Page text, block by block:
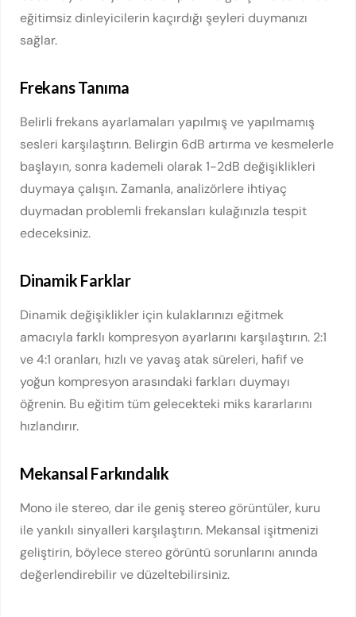
eğitimsiz dinleyicilerin kaçırdığı şeyleri duymanızı
sağlar.
Frekans Tanıma
Belirli frekans ayarlamaları yapılmış ve yapılmamış
sesleri karşılaştırın. Belirgin 6dB artırma ve kesmelerle
başlayın, sonra kademeli olarak 1-2dB değişiklikleri
duymaya çalışın. Zamanla, analizörlere ihtiyaç
duymadan problemli frekansları kulağınızla tespit
edeceksiniz.
Dinamik Farklar
Dinamik değişiklikler için kulaklarınızı eğitmek
amacıyla farklı kompresyon ayarlarını karşılaştırın. 2:1
ve 4:1 oranları, hızlı ve yavaş atak süreleri, hafif ve
yoğun kompresyon arasındaki farkları duymayı
öğrenin. Bu eğitim tüm gelecekteki miks kararlarını
hızlandırır.
Mekansal Farkındalık
Mono ile stereo, dar ile geniş stereo görüntüler, kuru
ile yankılı sinyalleri karşılaştırın. Mekansal işitmenizi
geliştirin, böylece stereo görüntü sorunlarını anında
değerlendirebilir ve düzeltebilirsiniz.